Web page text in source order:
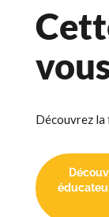
Découvrez